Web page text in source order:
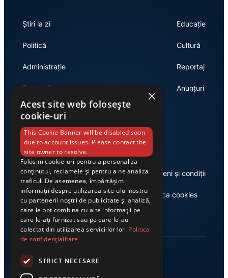
Știri la zi
Politică
Administrație
Economie
Educație
Cultură
Reportaj
Anunțuri
Link-uri utile
Despre noi
Casa de editură Exclusiv
Termeni și condiții
Politica cookies
×
Acest site web folosește
cookie-uri
This Cookie Banner will be disabled soon
due to account issues. Please contact the
site owner to resolve.
Folosim cookie-uri pentru a personaliza
conținutul, reclamele și pentru a ne analiza
traficul. De asemenea, împărtășim
informații despre utilizarea site-ului nostru
cu partenerii noștri de publicitate și analiză,
care le pot combina cu alte informații pe
care le-ați furnizat sau pe care le-au
colectat din utilizarea serviciilor lor. Politica
de confidențialitate
STRICT NECESARE